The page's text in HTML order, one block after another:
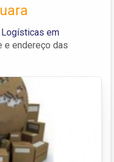
Logísticas em
e endereço das